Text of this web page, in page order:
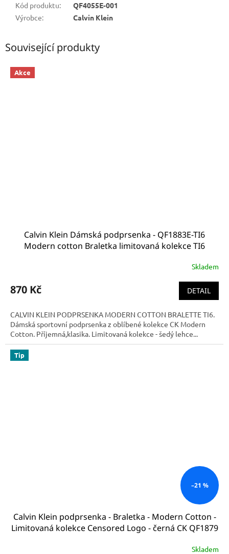
Kód produktu:
QF4055E-001
Výrobce: Calvin Klein
Související produkty
Akce
Calvin Klein Dámská podprsenka - QF1883E-TI6
Modern cotton Braletka limitovaná kolekce TI6
Skladem
870 Kč DETAIL
CALVIN KLEIN PODPRSENKA MODERN COTTON BRALETTE TI6.
Dámská sportovní podprsenka z oblíbené kolekce CK Modern
Cotton. Příjemná,klasika. Limitovaná kolekce - šedý lehce...
Tip
–21 %
Calvin Klein podprsenka - Braletka - Modern Cotton -
Limitovaná kolekce Censored Logo - černá CK QF1879
Skladem